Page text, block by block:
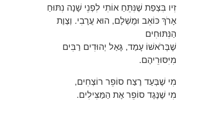
זִיו בִּצְפַת שֶׁנִּתֵּחַ אוֹתִי לִפְנֵי שָׁנָה נִתּוּחַ
אָרֹךְ כּוֹאֵב וּמֻשְׁלָם, הוּא עֲרָבִי. וְצֶוֶת
הַנִּתּוּחִים
שֶׁבְּרֹאשׁוֹ עָמַד, גָּאַל יְהוּדִים רַבִּים
מִיִּסּוּרֵיהֶם.
מִי שֶׁבְּעַד רֶצַח סוֹפֵר רוֹצְחִים,
מִי שֶׁנֶּגֶד סוֹפֵר אֶת הַמַּצִּילִים.